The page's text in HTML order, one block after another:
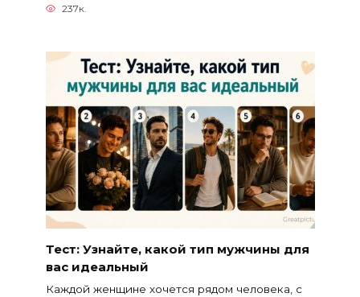
237к.
Тест: Узнайте, какой тип мужчины для
вас идеальный
Каждой женщине хочется рядом человека, с